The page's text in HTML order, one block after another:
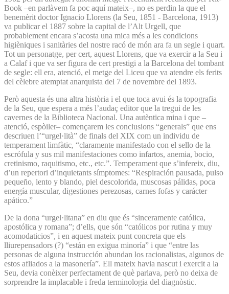
Book –en parlàvem fa poc aquí mateix–, no es perdin la que el
benemèrit doctor Ignacio Llorens (la Seu, 1851 - Barcelona, 1913)
va publicar el 1887 sobre la capital de l’Alt Urgell, que
probablement encara s’acosta una mica més a les condicions
higièniques i sanitàries del nostre racó de món ara fa un segle i quart.
Tot un personatge, per cert, aquest Llorens, que va exercir a la Seu i
a Calaf i que va ser figura de cert prestigi a la Barcelona del tombant
de segle: ell era, atenció, el metge del Liceu que va atendre els ferits
del cèlebre atemptat anarquista del 7 de novembre del 1893.
Però aquesta és una altra història i el que toca avui és la topografia
de la Seu, que espera a més l’audaç editor que la tregui de les
cavernes de la Biblioteca Nacional. Una autèntica mina i que –
atenció, espòiler– començarem les conclusions “generals” que ens
descriuen l’“urgel·lità” de finals del XIX com un individu de
temperament limfàtic, “claramente manifestado con el sello de la
escrófula y sus mil manifestaciones como infartos, anemia, bocio,
cretinismo, raquitismo, etc., etc.”. Temperament que s’infereix, diu,
d’un repertori d’inquietants símptomes: “Respiración pausada, pulso
pequeño, lento y blando, piel descolorida, muscosas pálidas, poca
energía muscular, digestiones perezosas, carnes fofas y carácter
apático.”
De la dona “urgel·litana” en diu que és “sinceramente católica,
apostólica y romana”; d’ells, que són “católicos por rutina y muy
acomodaticios”, i en aquest mateix punt concreta que els
lliurepensadors (?) “están en exigua minoría” i que “entre las
personas de alguna instrucción abundan los racionalistas, algunos de
estos afliados a la masonería”. Ell mateix havia nascut i exercit a la
Seu, devia conèixer perfectament de què parlava, però no deixa de
sorprendre la implacable i freda terminologia del diagnòstic.